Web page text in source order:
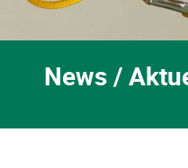
News /